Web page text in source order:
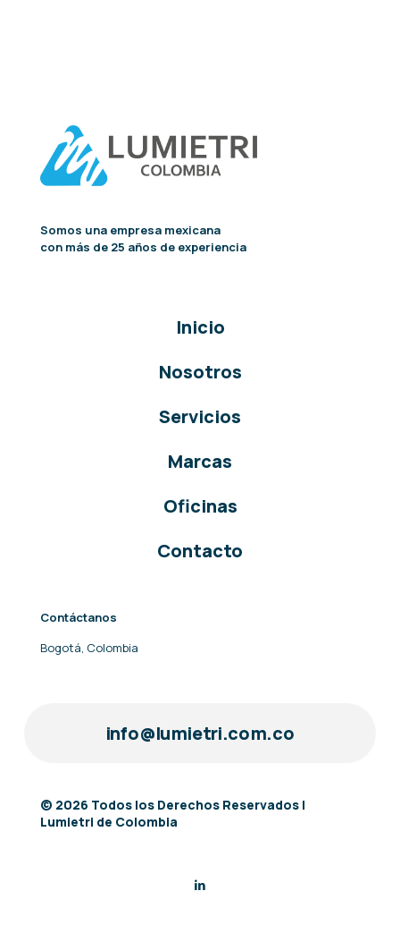
Somos una empresa mexicana
con más de 25 años de experiencia
Inicio
Nosotros
Servicios
Marcas
Oficinas
Contacto
Contáctanos
Bogotá, Colombia
info@lumietri.com.co
© 2026 Todos los Derechos Reservados |
Lumietri de Colombia